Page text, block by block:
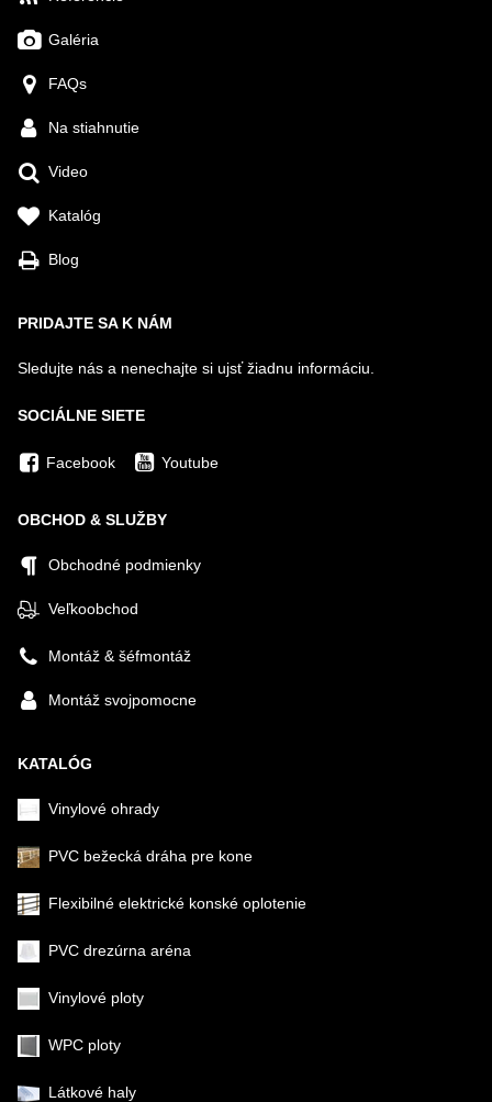
Galéria
FAQs
Na stiahnutie
Video
Katalóg
Blog
PRIDAJTE SA K NÁM
Sledujte nás a nenechajte si ujsť žiadnu informáciu.
SOCIÁLNE SIETE
Facebook Youtube
OBCHOD & SLUŽBY
Obchodné podmienky
Veľkoobchod
Montáž & šéfmontáž
Montáž svojpomocne
KATALÓG
Vinylové ohrady
PVC bežecká dráha pre kone
Flexibilné elektrické konské oplotenie
PVC drezúrna aréna
Vinylové ploty
WPC ploty
Látkové haly